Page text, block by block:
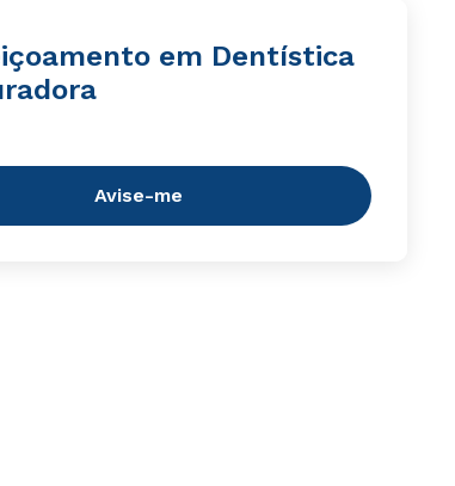
em Dentística
Avise-me